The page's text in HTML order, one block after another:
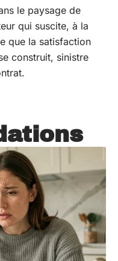
le paysage de
qui suscite, à la
que la satisfaction
construit, sinistre